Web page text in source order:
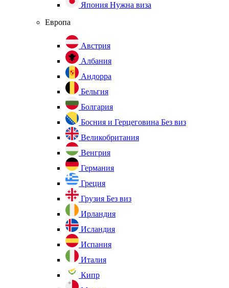
Япония Нужна виза
Европа
Австрия
Албания
Андорра
Бельгия
Болгария
Босния и Герцеговина Без виз
Великобритания
Венгрия
Германия
Греция
Грузия Без виз
Ирландия
Исландия
Испания
Италия
Кипр